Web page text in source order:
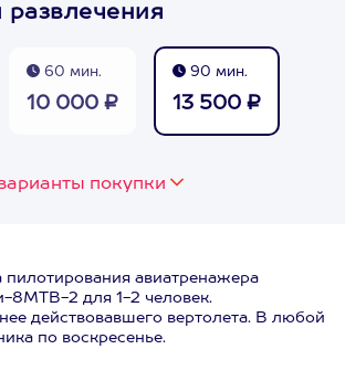
60 мин.
10 000 ₽
90 мин.
13 500 ₽
покупки
пилотирования авиатренажера
8МТВ-2 для 1-2 человек.
действовавшего вертолета. В любой
по воскресенье.